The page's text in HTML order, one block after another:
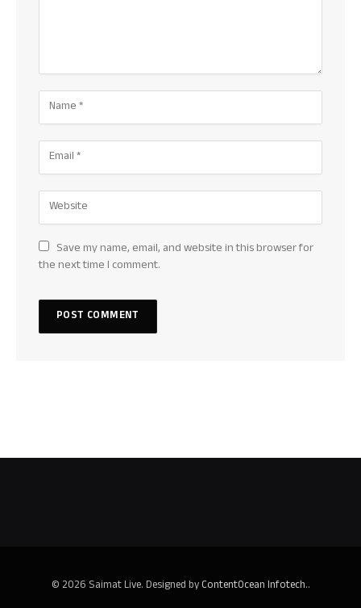
Save my name, email, and website in this browser for
the next time I comment.
© 2026 Saimat Live. Designed byContentOcean Infotech..